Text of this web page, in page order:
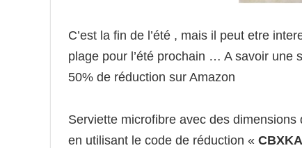
C’est la fin de l’été , mais il peut etre
plage pour l’été prochain … A savoir une
50% de réduction sur Amazon
Serviette microfibre avec des
en utilisant le code de réduction «